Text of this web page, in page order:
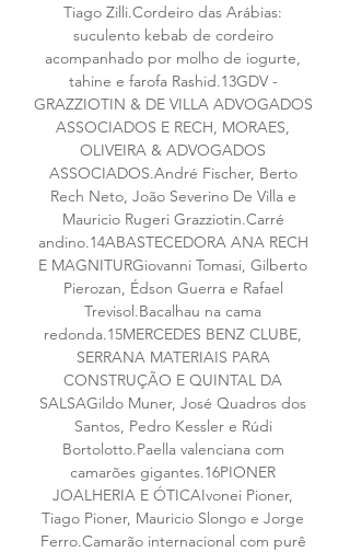
Tiago Zilli.Cordeiro das Arábias:
suculento kebab de cordeiro
acompanhado por molho de iogurte,
tahine e farofa Rashid.13GDV -
GRAZZIOTIN & DE VILLA ADVOGADOS
ASSOCIADOS E RECH, MORAES,
OLIVEIRA & ADVOGADOS
ASSOCIADOS.André Fischer, Berto
Rech Neto, João Severino De Villa e
Mauricio Rugeri Grazziotin.Carré
andino.14ABASTECEDORA ANA RECH
E MAGNITURGiovanni Tomasi, Gilberto
Pierozan, Édson Guerra e Rafael
Trevisol.Bacalhau na cama
redonda.15MERCEDES BENZ CLUBE,
SERRANA MATERIAIS PARA
CONSTRUÇÃO E QUINTAL DA
SALSAGildo Muner, José Quadros dos
Santos, Pedro Kessler e Rúdi
Bortolotto.Paella valenciana com
camarões gigantes.16PIONER
JOALHERIA E ÓTICAIvonei Pioner,
Tiago Pioner, Mauricio Slongo e Jorge
Ferro.Camarão internacional com purê